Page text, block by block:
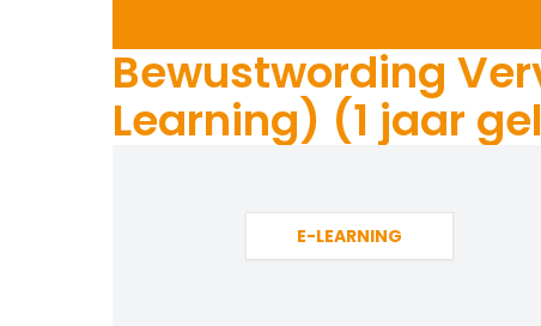
Bewustwording
Learning) (1 jaar
E-LEARNING